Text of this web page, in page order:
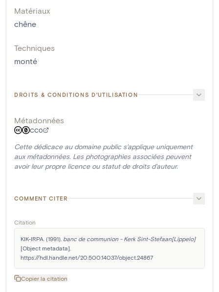
Matériaux
chêne
Techniques
monté
DROITS & CONDITIONS D'UTILISATION
Métadonnées
CC0
Cette dédicace au domaine public s'applique uniquement
aux métadonnées. Les photographies associées peuvent
avoir leur propre licence ou statut de droits d'auteur.
COMMENT CITER
Citation
KIK-IRPA. (1991). banc de communion - Kerk Sint-Stefaan[Lippelo]
[Object metadata].
https://hdl.handle.net/20.500.14037/object.24867
Copier la citation